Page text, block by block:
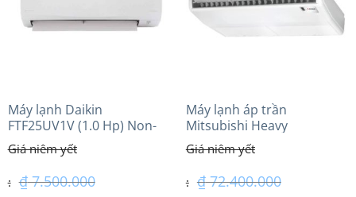
Máy lạnh Daikin
FTF25UV1V (1.0 Hp) Non-
inverter Thái lan
₫7.500.000
Máy lạnh áp trần
Mitsubishi Heavy
FDE140VG (6.0Hp) Cao cấp
– 3 Pha
₫72.400.000